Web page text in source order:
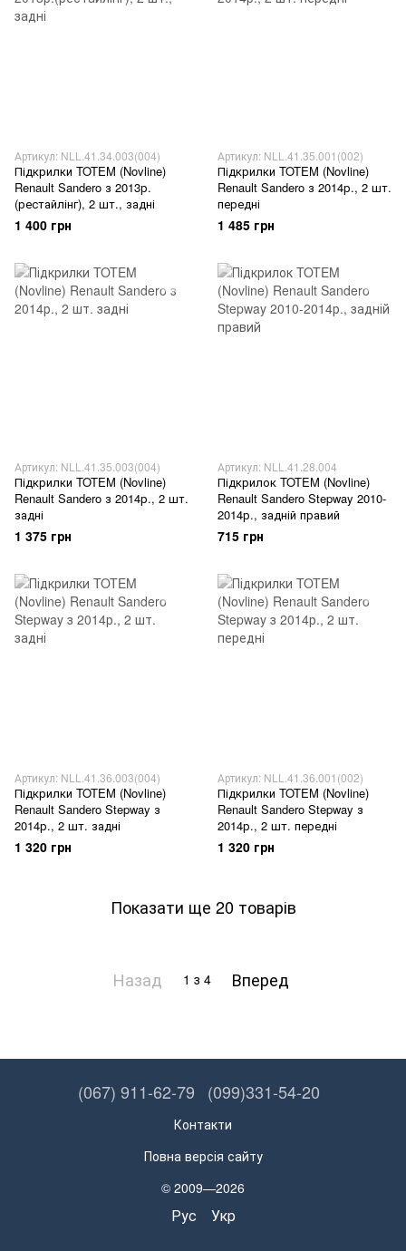
Артикул: NLL.41.34.003(004)
Підкрилки TOTEM (Novline)
Renault Sandero з 2013р.
(рестайлінг), 2 шт., задні
1 400 грн
Артикул: NLL.41.35.001(002)
Підкрилки TOTEM (Novline)
Renault Sandero з 2014р., 2 шт.
передні
1 485 грн
Артикул: NLL.41.35.003(004)
Підкрилки TOTEM (Novline)
Renault Sandero з 2014р., 2 шт.
задні
1 375 грн
Артикул: NLL.41.28.004
Підкрилок TOTEM (Novline)
Renault Sandero Stepway 2010-
2014р., задній правий
715 грн
Артикул: NLL.41.36.003(004)
Підкрилки TOTEM (Novline)
Renault Sandero Stepway з
2014р., 2 шт. задні
1 320 грн
Артикул: NLL.41.36.001(002)
Підкрилки TOTEM (Novline)
Renault Sandero Stepway з
2014р., 2 шт. передні
1 320 грн
Показати ще 20 товарів
Назад 1 з 4 Вперед
(067) 911-62-79 (099)331-54-20
Контакти
Повна версія сайту
© 2009—2026
Рус Укр